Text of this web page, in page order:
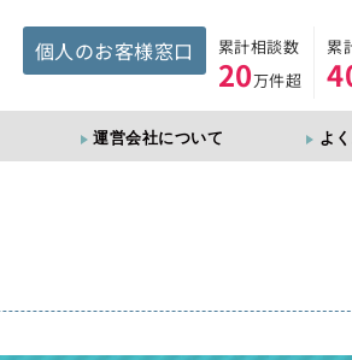
個人のお客様窓口 累計相談数
20万件超
累
運営会社について よ